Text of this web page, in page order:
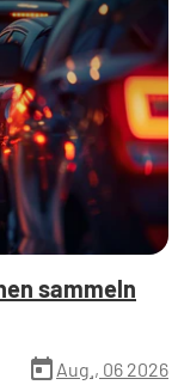
sammeln
today Aug., 06 2026